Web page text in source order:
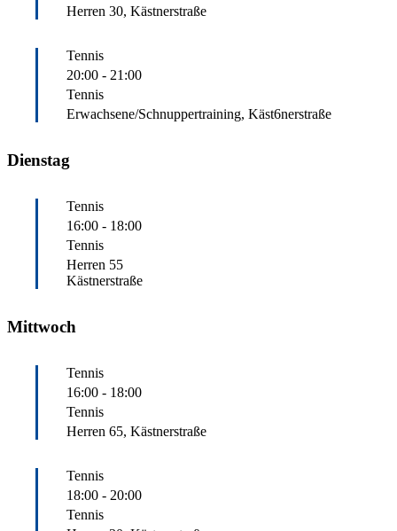
Herren 30, Kästnerstraße
Tennis
20:00 - 21:00
Tennis
Erwachsene/Schnuppertraining, Käst6nerstraße
Dienstag
Tennis
16:00 - 18:00
Tennis
Herren 55
Kästnerstraße
Mittwoch
Tennis
16:00 - 18:00
Tennis
Herren 65, Kästnerstraße
Tennis
18:00 - 20:00
Tennis